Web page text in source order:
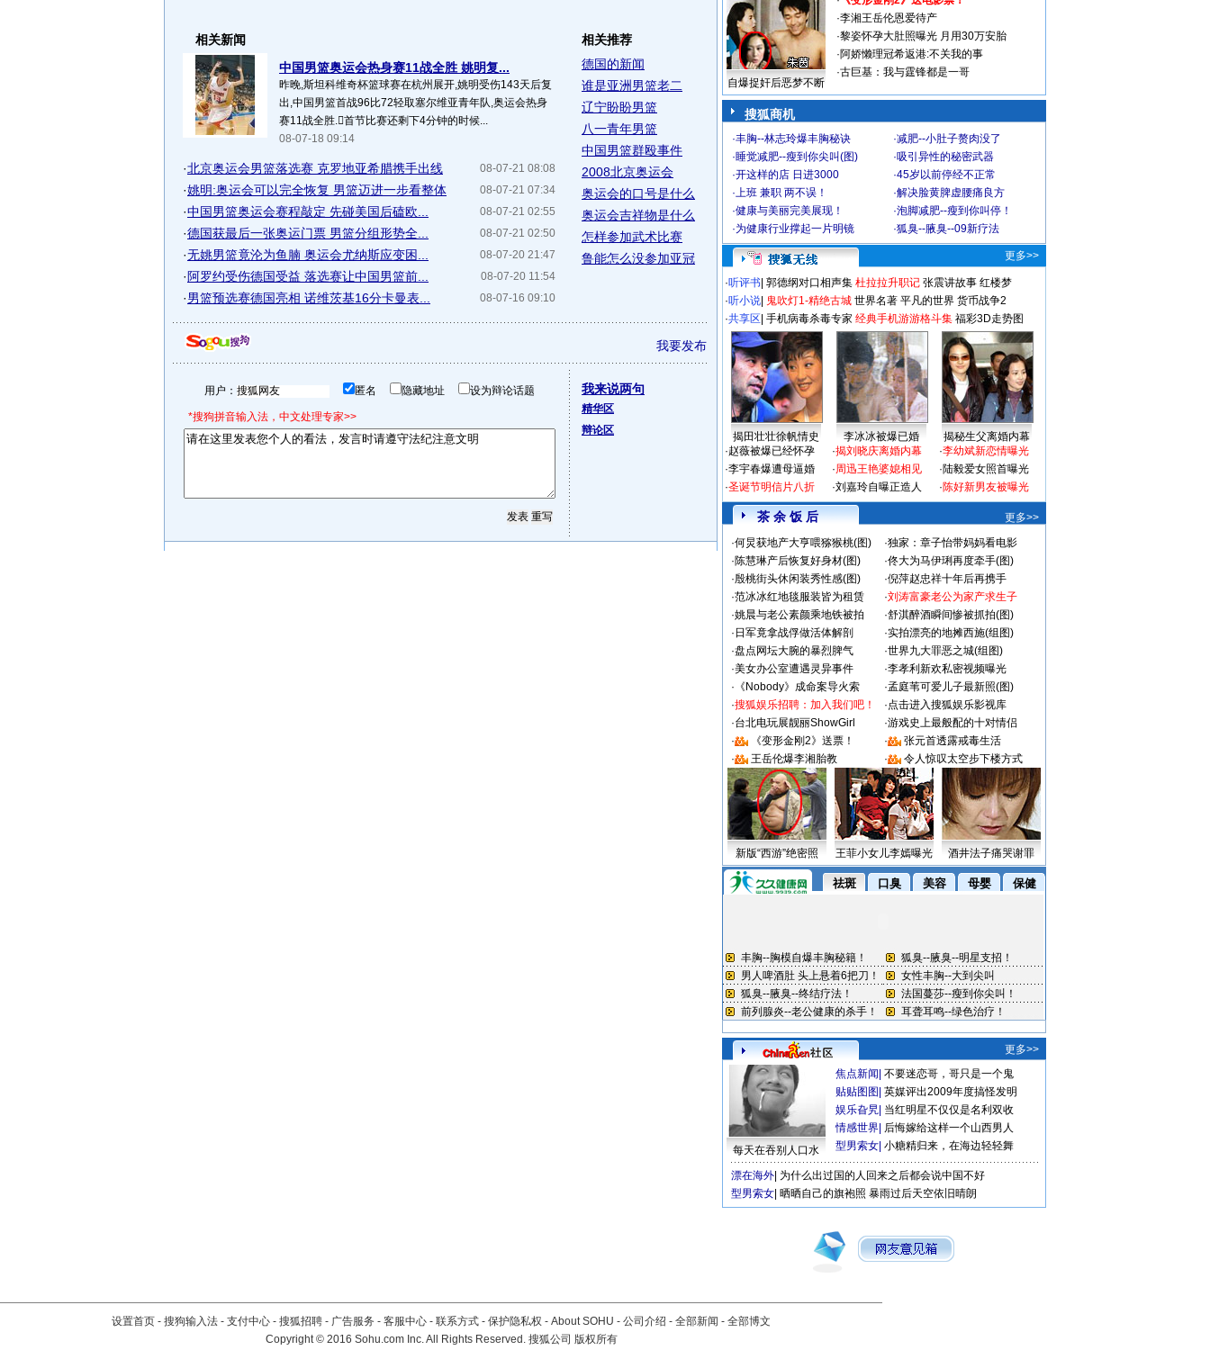
相关新闻
中国男篮奥运会热身赛11战全胜 姚明复...
昨晚,斯坦科维奇杯篮球赛在杭州展开,姚明受伤143天后复
出,中国男篮首战96比72轻取塞尔维亚青年队,奥运会热身
赛11战全胜.首节比赛还剩下4分钟的时候...
08-07-18 09:14
08-07-21 08:08
·北京奥运会男篮落选赛 克罗地亚希腊携手出线
08-07-21 07:34
·姚明:奥运会可以完全恢复 男篮迈进一步看整体
08-07-21 02:55
·中国男篮奥运会赛程敲定 先碰美国后磕欧...
08-07-21 02:50
·德国获最后一张奥运门票 男篮分组形势全...
08-07-20 21:47
·无姚男篮竟沦为鱼腩 奥运会尤纳斯应变困...
08-07-20 11:54
· 阿罗约受伤德国受益 落选赛让中国男篮前...
08-07-16 09:10
·男篮预选赛德国亮相 诺维茨基16分卡曼表...
相关推荐
德国的新闻
谁是亚洲男篮老二
辽宁盼盼男篮
八一青年男篮
中国男篮群殴事件
2008北京奥运会
奥运会的口号是什么
奥运会吉祥物是什么
怎样参加武术比赛
鲁能怎么没参加亚冠
我要发布
用户： 匿名 隐藏地址 设为辩论话题
*搜狗拼音输入法，中文处理专家>>
我来说两句
精华区
辩论区
自爆捉奸后恶梦不断
·李湘王岳伦恩爱待产
·黎姿怀孕大肚照曝光 月用30万安胎
·阿娇懒理冠希返港:不关我的事
·古巨基：我与霆锋都是一哥
搜狐商机
·丰胸--林志玲爆丰胸秘诀 ·减肥--小肚子赘肉没了
·睡觉减肥--瘦到你尖叫(图) ·吸引异性的秘密武器
·开这样的店 日进3000 ·45岁以前停经不正常
·上班 兼职 两不误！ ·解决脸黄脾虚腰痛良方
·健康与美丽完美展现！ ·泡脚减肥--瘦到你叫停！
·为健康行业撑起一片明镜 ·狐臭--腋臭--09新疗法
更多>>
·听评书 郭德纲对口相声集 杜拉拉升职记 张震讲故事 红楼梦
·听小说 鬼吹灯1-精绝古城 世界名著 平凡的世界 货币战争2
·共享区 手机病毒杀毒专家 经典手机游游格斗集 福彩3D走势图
揭田壮壮徐帆情史 李冰冰被爆已婚
揭秘生父离婚内幕
·赵薇被爆已经怀孕
·李宇春爆遭母逼婚
·圣诞节明信片八折
·揭刘晓庆离婚内幕
·周迅王艳婆媳相见
·刘嘉玲自曝正造人
·李幼斌新恋情曝光
·陆毅爱女照首曝光
·陈好新男友被曝光
茶 余 饭 后
更多>>
·何炅获地产大亨喂猕猴桃(图) ·独家：章子怡带妈妈看电影
·陈慧琳产后恢复好身材(图) ·佟大为马伊琍再度牵手(图)
·殷桃街头休闲装秀性感(图) ·倪萍赵忠祥十年后再携手
·范冰冰红地毯服装皆为租赁 ·刘涛富豪老公为家产求生子
·姚晨与老公素颜乘地铁被拍 ·舒淇醉酒瞬间惨被抓拍(图)
· 日军竟拿战俘做活体解剖 ·实拍漂亮的地摊西施(组图)
·盘点网坛大腕的暴烈脾气 ·世界九大罪恶之城(组图)
·美女办公室遭遇灵异事件 ·李孝利新欢私密视频曝光
· 《Nobody》成命案导火索 ·孟庭苇可爱儿子最新照(图)
·搜狐娱乐招聘：加入我们吧！ ·点击进入搜狐娱乐影视库
·台北电玩展靓丽ShowGirl ·游戏史上最般配的十对情侣
·
《变形金刚2》送票！ ·
张元首透露戒毒生活
·
王岳伦爆李湘胎教 · 令人惊叹太空步下楼方式
新版“西游”绝密照 王菲小女儿李嫣曝光 酒井法子痛哭谢罪
更多>>
每天在吞别人口水
焦点新闻 不要迷恋哥，哥只是一个鬼
贴贴图图 英媒评出2009年度搞怪发明
娱乐旮旯 当红明星不仅仅是名利双收
情感世界 后悔嫁给这样一个山西男人
型男索女 小糖精归来，在海边轻轻舞
漂在海外 为什么出过国的人回来之后都会说中国不好
型男索女 晒晒自己的旗袍照 暴雨过后天空依旧晴朗
设置首页 - 搜狗输入法 - 支付中心 - 搜狐招聘 - 广告服务 - 客服中心 - 联系方式 - 保护隐私权 - About SOHU - 公司介绍 - 全部新闻 - 全部博文
Copyright©2016 Sohu.com Inc. All Rights Reserved. 搜狐公司 版权所有